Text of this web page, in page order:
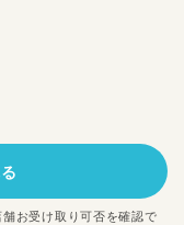
お受け取り可否を確認で